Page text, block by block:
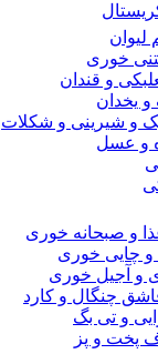
لیوان
خوری
و قندان
و یخدان
و شیرینی و شکلات
و عسل
و صبحانه خوری
چایی خوری
و آجیل خوری
چنگال و کارد
و تی بگ
پخت و پز